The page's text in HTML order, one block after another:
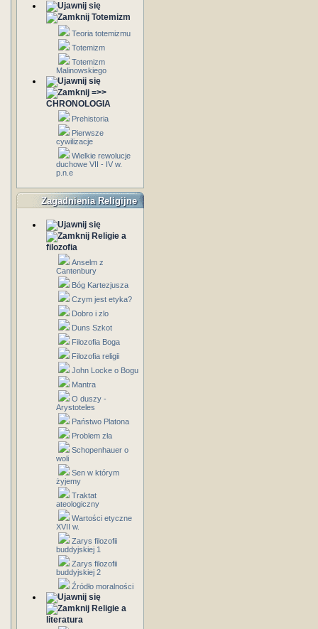
Totemizm
Teoria totemizmu
Totemizm
Totemizm
Malinowskiego
=>>
CHRONOLOGIA
Prehistoria
Pierwsze
cywilizacje
Wielkie rewolucje
duchowe VII - IV w.
p.n.e
Zagadnienia Religijne
Religie a
filozofia
Anselm z
Cantenbury
Bóg Kartezjusza
Czym jest etyka?
Dobro i zlo
Duns Szkot
Filozofia Boga
Filozofia religii
John Locke o Bogu
Mantra
O duszy -
Arystoteles
Państwo Platona
Problem zła
Schopenhauer o
woli
Sen w którym
żyjemy
Traktat
ateologiczny
Wartości etyczne
XVII w.
Zarys filozofii
buddyjskiej 1
Zarys filozofii
buddyjskiej 2
Źródło moralności
Religie a
literatura